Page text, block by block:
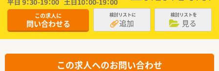
この求人に
問い合わせる
検討リストに
追加
検討リストを
見る
この求人へのお問い合わせ